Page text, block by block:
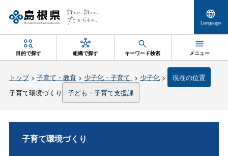
Language
目的で探す 組織で探す キーワード検索 メニュー
トップ> 子育て・教育> 少子化・子育て > 少子化>
現在の位置
子育て環境づくり
子ども・子育て支援課
子育て環境づくり